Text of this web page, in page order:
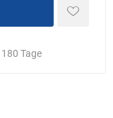
180 Tage